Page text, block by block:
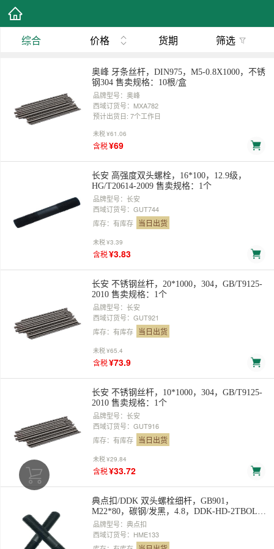
综合 价格 货期 筛选
奥峰 牙条丝杆，DIN975，M5-0.8X1000，不锈
钢304 售卖规格：10根/盒
品牌型号：奥峰
西域订货号：MXA782
预计出货日: 7个工作日
未税¥61.06
含税¥69
长安 高强度双头螺栓，16*100，12.9级，
HG/T20614-2009 售卖规格：1个
品牌型号：长安
西域订货号：GUT744
库存：有库存 当日出货
未税¥3.39
含税¥3.83
长安 不锈钢丝杆，20*1000，304，GB/T9125-
2010 售卖规格：1个
品牌型号：长安
西域订货号：GUT921
库存：有库存 当日出货
未税¥65.4
含税¥73.9
长安 不锈钢丝杆，10*1000，304，GB/T9125-
2010 售卖规格：1个
品牌型号：长安
西域订货号：GUT916
库存：有库存 当日出货
未税¥29.84
含税¥33.72
典点扣/DDK 双头螺栓细杆，GB901，
M22*80，碳钢/发黑，4.8，DDK-HD-2TBOLT-
018 售卖规格：1个
品牌型号：典点扣
西域订货号：HME133